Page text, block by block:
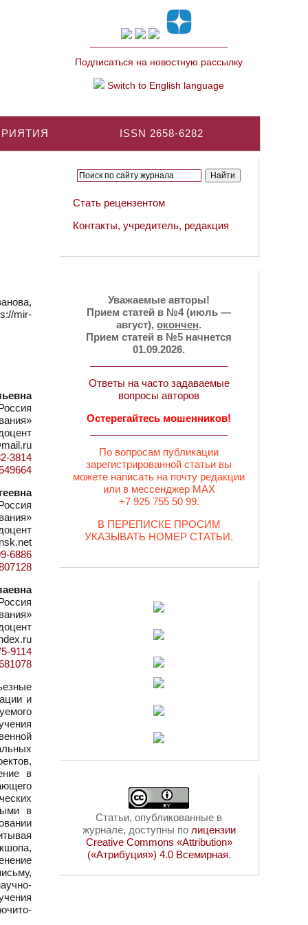
Подписаться на новостную рассылку
Switch to English language
ISSN 2658-6282
mir-
3814
6886
9114
и
в
в
Стать рецензентом
Контакты, учредитель, редакция
Уважаемые авторы!
Прием статей в №4 (июль —
август), окончен.
Прием статей в №5 начнется
01.09.2026.
Ответы на часто задаваемые
вопросы авторов
Остерегайтесь мошенников!
По вопросам публикации
зарегистрированной статьи вы
можете написать на почту редакции
или в мессенджер MAX
+7 925 755 50 99.
В ПЕРЕПИСКЕ ПРОСИМ
УКАЗЫВАТЬ НОМЕР СТАТЬИ.
Статьи, опубликованные в
журнале, доступны по лицензии
Creative Commons «Attribution»
(«Атрибуция») 4.0 Всемирная.